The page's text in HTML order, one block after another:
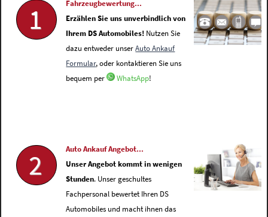
1
Fahrzeugbewertung...
Erzählen Sie uns unverbindlich von
Ihrem DS Automobiles! Nutzen Sie
dazu entweder unserAuto Ankauf
Formular, oder kontaktieren Sie uns
bequem per
WhatsApp!
2
Auto Ankauf Angebot...
Unser Angebot kommt in wenigen
Stunden. Unser geschultes
Fachpersonal bewertet Ihren DS
Automobiles und macht ihnen das